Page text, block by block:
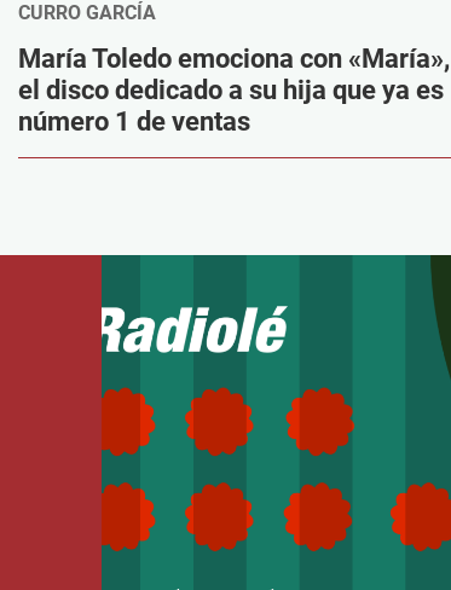
CURRO GARCÍA
María Toledo emociona con «María»,
el disco dedicado a su hija que ya es
número 1 de ventas